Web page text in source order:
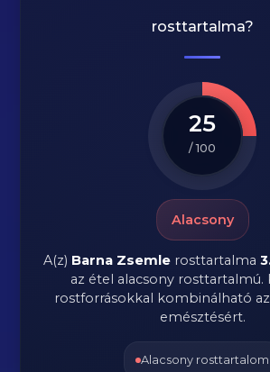
rosttartalma?
25
/ 100
Alacsony
A(z) Barna Zsemle rosttartalma
az étel alacsony rosttartalmú.
rostforrásokkal kombinálható
emésztésért.
Alacsony rosttartalom